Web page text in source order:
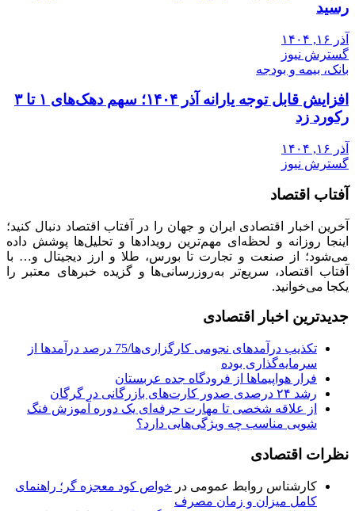
رسید
آذر ۱۶, ۱۴۰۴
گسترش نیوز
بانک، بیمه و بودجه
افزایش قابل توجه یارانه آذر ۱۴۰۴؛ سهم دهک‌های ۱ تا ۳
رکورد زد
آذر ۱۶, ۱۴۰۴
گسترش نیوز
آفتاب اقتصاد
آخرین اخبار اقتصادی ایران و جهان را در آفتاب اقتصاد دنبال کنید؛
اینجا روزانه و لحظه‌ای مهم‌ترین رویدادها و تحلیل‌ها پوشش داده
می‌شود؛ از صنعت و تجارت تا بورس، طلا و ارز دیجیتال و… با
آفتاب اقتصاد، سریع‌تر به‌روزرسانی‌ها و گزیده خبرهای معتبر را
یکجا می‌خوانید.
جدیدترین اخبار اقتصادی
تکذیب درآمدهای نجومی کارگزاری‌ها/75 درصد درآمدها از
سرمایه‌گذاری بوده
فرار هواپیماها از فرودگاه جده عربستان
رشد ۲۴ درصدی صدور کارت‌های بازرگانی در گرگان
از علاقه شخصی تا مهارت حرفه‌ای یک دوره آموزش فنگ
شویی مناسب چه ویژگی‌هایی دارد؟
نظرات اقتصادی
کارشناس روابط عمومی در خواص کود معجزه گر؛ راهنمای
کامل میزان و زمان مصرف